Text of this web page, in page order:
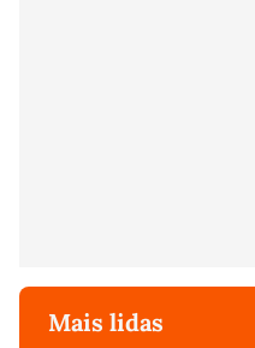
Mais lidas